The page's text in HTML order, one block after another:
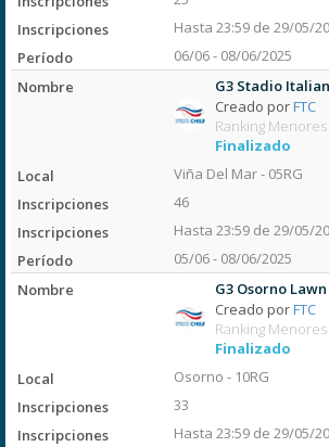
Hasta 23:59 de 29/05/
06/06 - 08/06/2025
G3 Stadio
Creado porFTC
Ranking
Finalizado
Viña Del Mar - 05RG
46
Hasta 23:59 de 29/05/
05/06 - 08/06/2025
G3 Osorno
Creado porFTC
Ranking
Finalizado
Osorno - 10RG
33
Hasta 23:59 de 29/05/